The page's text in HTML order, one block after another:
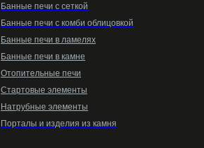
Банные печи с сеткой
Банные печи с комби облицовкой
Банные печи в ламелях
Банные печи в камне
Отопительные печи
Стартовые элементы
Натрубные элементы
Порталы и изделия из камня